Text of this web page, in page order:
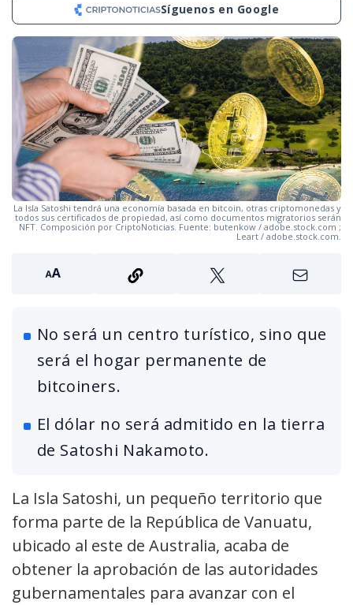
Síguenos en Google
La Isla Satoshi tendrá una economía basada en bitcoin, otras criptomonedas y
todos sus certificados de propiedad, así como documentos migratorios serán
NFT. Composición por CriptoNoticias. Fuente: butenkow / adobe.stock.com ;
Leart / adobe.stock.com.
No será un centro turístico, sino que
será el hogar permanente de
bitcoiners.
El dólar no será admitido en la tierra
de Satoshi Nakamoto.
La Isla Satoshi, un pequeño territorio que
forma parte de la República de Vanuatu,
ubicado al este de Australia, acaba de
obtener la aprobación de las autoridades
gubernamentales para avanzar con el